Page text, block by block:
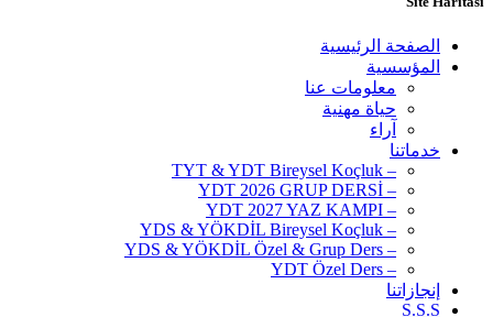
الصفحة الرئيسية
المؤسسية
معلومات عنا
حياة مهنية
آراء
خدماتنا
– TYT & YDT Bireysel Koçluk
– YDT 2026 GRUP DERSİ
– YDT 2027 YAZ KAMPI
– YDS & YÖKDİL Bireysel Koçluk
– YDS & YÖKDİL Özel & Grup Ders
– YDT Özel Ders
إنجازاتنا
S.S.S